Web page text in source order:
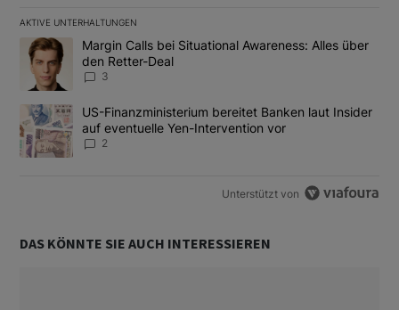
AKTIVE UNTERHALTUNGEN
Das Folgende ist eine Liste der am meisten kommentierten
Ein Trendartikel mit dem Titel "Margin Calls bei Situational
Margin Calls bei Situational Awareness: Alles über
den Retter-Deal
3
Ein Trendartikel mit dem Titel "US-Finanzministerium bereitet
US-Finanzministerium bereitet Banken laut Insider
auf eventuelle Yen-Intervention vor
2
Unterstützt von
DAS KÖNNTE SIE AUCH INTERESSIEREN